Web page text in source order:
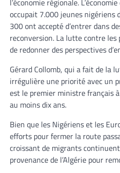
l’économie régionale.
occupait 7.000 jeunes nigériens
300 ont accepté d’entrer dans
reconversion. La lutte contre les
de redonner des perspectives
Gérard Collomb, qui a fait de la
irrégulière une priorité avec un
est le premier ministre français
au moins dix ans.
Bien que les Nigériens et les
efforts pour fermer la route
croissant de migrants
provenance de l’Algérie pour